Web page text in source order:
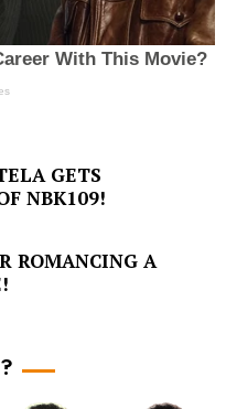
GETS
NBK109!
ROMANCING A